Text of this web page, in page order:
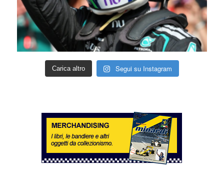
Carica altro Segui su Instagram